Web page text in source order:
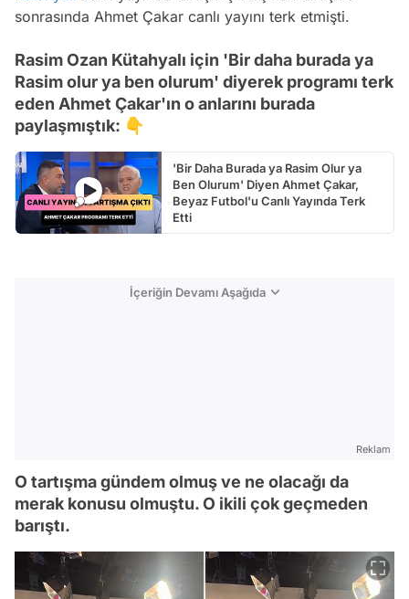
sonrasında Ahmet Çakar canlı yayını terk etmişti.
Rasim Ozan Kütahyalı için 'Bir daha burada ya
Rasim olur ya ben olurum' diyerek programı terk
eden Ahmet Çakar'ın o anlarını burada
paylaşmıştık: 👇
'Bir Daha Burada ya Rasim Olur ya
Ben Olurum' Diyen Ahmet Çakar,
Beyaz Futbol'u Canlı Yayında Terk
Etti
İçeriğin Devamı Aşağıda
Reklam
O tartışma gündem olmuş ve ne olacağı da
merak konusu olmuştu. O ikili çok geçmeden
barıştı.